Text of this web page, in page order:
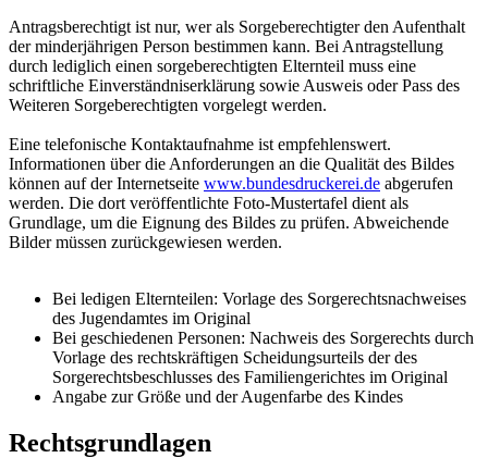
Antragsberechtigt ist nur, wer als Sorgeberechtigter den Aufenthalt
der minderjährigen Person bestimmen kann. Bei Antragstellung
durch lediglich einen sorgeberechtigten Elternteil muss eine
schriftliche Einverständniserklärung sowie Ausweis oder Pass des
Weiteren Sorgeberechtigten vorgelegt werden.
Eine telefonische Kontaktaufnahme ist empfehlenswert.
Informationen über die Anforderungen an die Qualität des Bildes
können auf der Internetseite www.bundesdruckerei.de abgerufen
werden. Die dort veröffentlichte Foto-Mustertafel dient als
Grundlage, um die Eignung des Bildes zu prüfen. Abweichende
Bilder müssen zurückgewiesen werden.
Bei ledigen Elternteilen: Vorlage des Sorgerechtsnachweises
des Jugendamtes im Original
Bei geschiedenen Personen: Nachweis des Sorgerechts durch
Vorlage des rechtskräftigen Scheidungsurteils der des
Sorgerechtsbeschlusses des Familiengerichtes im Original
Angabe zur Größe und der Augenfarbe des Kindes
Rechtsgrundlagen